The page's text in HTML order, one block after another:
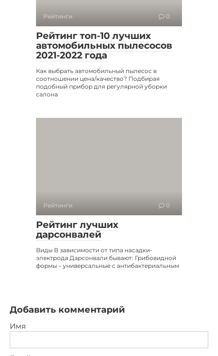
Рейтинги 0
Рейтинг топ-10 лучших
автомобильных пылесосов
2021-2022 года
Как выбрать автомобильный пылесос в
соотношении цена/качество? Подбирая
подобный прибор для регулярной уборки
салона
Рейтинги 0
Рейтинг лучших
дарсонвалей
Виды В зависимости от типа насадки-
электрода Дарсонвали бывают: Грибовидной
формы – универсальные с антибактериальным
Добавить комментарий
Имя